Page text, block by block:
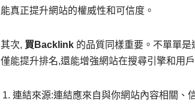
能真正提升網站的權威性和可信度。
其次, 買Backlink 的品質同樣重要。不單單
僅能提升排名,還能增強網站在搜尋引擎和用
連結來源:連結應來自與你網站內容相關、